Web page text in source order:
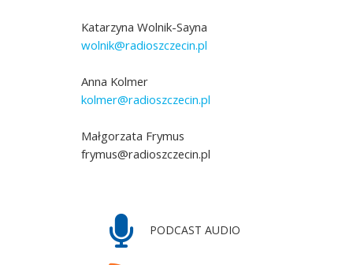
Katarzyna Wolnik-Sayna
wolnik@radioszczecin.pl
Anna Kolmer
kolmer@radioszczecin.pl
Małgorzata Frymus
frymus@radioszczecin.pl
PODCAST AUDIO